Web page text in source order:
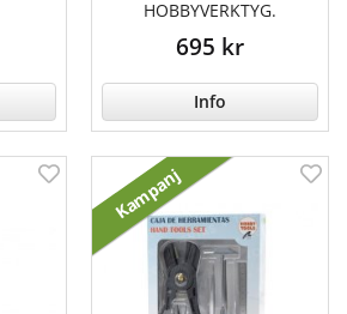
HOBBYVERKTYG.
695 kr
Info
Kampanj